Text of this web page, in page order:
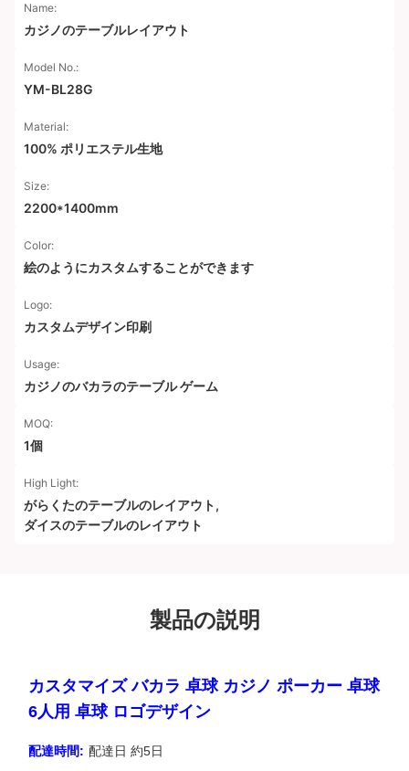
Name:
カジノのテーブルレイアウト
Model No.:
YM-BL28G
Material:
100% ポリエステル生地
Size:
2200*1400mm
Color:
絵のようにカスタムすることができます
Logo:
カスタムデザイン印刷
Usage:
カジノのバカラのテーブル ゲーム
MOQ:
1個
High Light:
がらくたのテーブルのレイアウト,
ダイスのテーブルのレイアウト
製品の説明
カスタマイズ バカラ 卓球 カジノ ポーカー 卓球
6人用 卓球 ロゴデザイン
配達時間: 配達日 約5日